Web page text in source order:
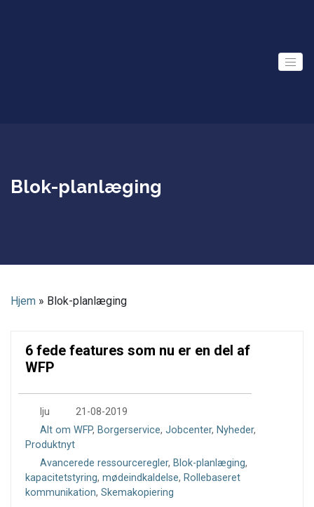
Blok-planlæging
Hjem » Blok-planlæging
6 fede features som nu er en del af
WFP
lju
21-08-2019
Alt om WFP, Borgerservice, Jobcenter, Nyheder,
Produktnyt
Avancerede ressourceregler, Blok-planlæging,
kapacitetstyring, mødeindkaldelse, Rollebaseret
kommunikation, Skemakopiering